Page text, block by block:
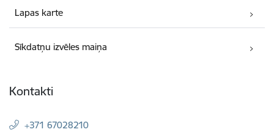
Lapas karte
Sīkdatņu izvēles maiņa
Kontakti
+371 67028210